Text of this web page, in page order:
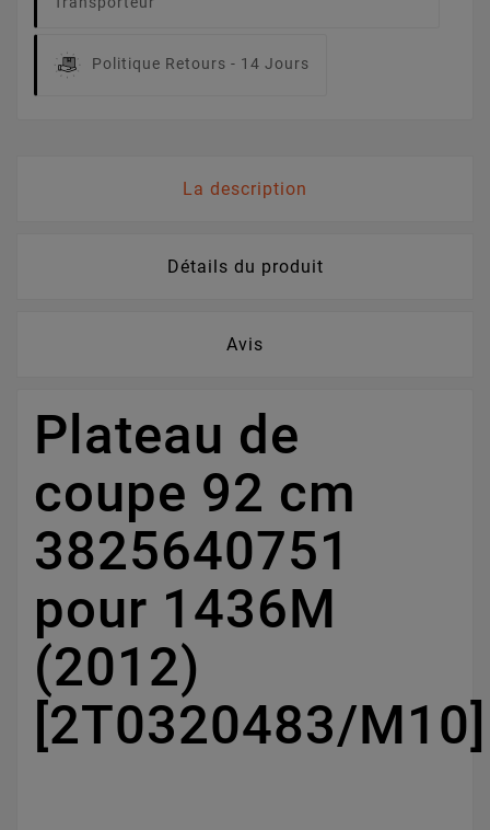
Politique Retours - 14 Jours
La description
Détails du produit
Avis
Plateau de
coupe 92 cm
3825640751
pour 1436M
(2012)
[2T0320483/M10]